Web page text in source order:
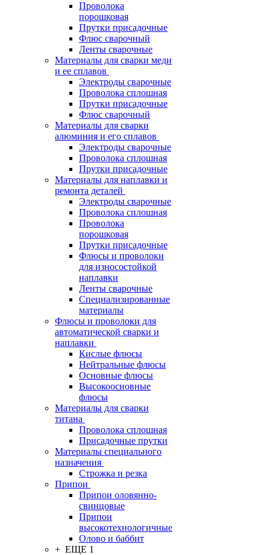
Проволока
порошковая
Прутки присадочные
Флюс сварочный
Ленты сварочные
Материалы для сварки меди
и ее сплавов
Электроды сварочные
Проволока сплошная
Прутки присадочные
Флюс сварочный
Материалы для сварки
алюминия и его сплавов
Электроды сварочные
Проволока сплошная
Прутки присадочные
Материалы для наплавки и
ремонта деталей
Электроды сварочные
Проволока сплошная
Проволока
порошковая
Прутки присадочные
Флюсы и проволоки
для износостойкой
наплавки
Ленты сварочные
Специализированные
материалы
Флюсы и проволоки для
автоматической сварки и
наплавки
Кислые флюсы
Нейтральные флюсы
Основные флюсы
Высокоосновные
флюсы
Материалы для сварки
титана
Проволока сплошная
Присадочные прутки
Материалы специального
назначения
Строжка и резка
Припои
Припои оловянно-
свинцовые
Припои
высокотехнологичные
Олово и баббит
+ ЕЩЕ 1